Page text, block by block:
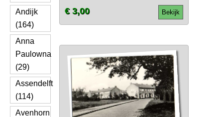
Andijk
(164)
Anna
Paulowna
(29)
Assendelft
(114)
Avenhorn
Bekijk
€ 3,00